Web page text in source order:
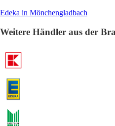
Edeka in Mönchengladbach
Weitere Händler aus der